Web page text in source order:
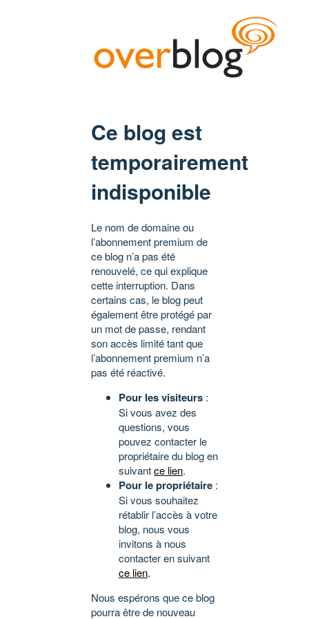
Ce blog est
temporairement
indisponible
Le nom de domaine ou
l’abonnement premium de
ce blog n’a pas été
renouvelé, ce qui explique
cette interruption. Dans
certains cas, le blog peut
également être protégé par
un mot de passe, rendant
son accès limité tant que
l’abonnement premium n’a
pas été réactivé.
Pour les visiteurs :
Si vous avez des
questions, vous
pouvez contacter le
propriétaire du blog en
suivantce lien.
Pour le propriétaire :
Si vous souhaitez
rétablir l’accès à votre
blog, nous vous
invitons à nous
contacter en suivant
ce lien.
Nous espérons que ce blog
pourra être de nouveau